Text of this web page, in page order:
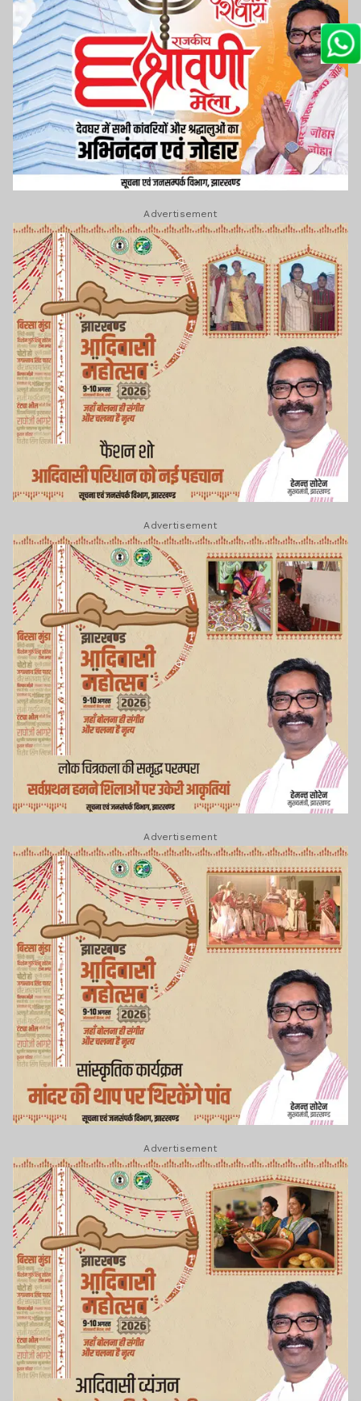
Advertisement
Advertisement
Advertisement
Advertisement